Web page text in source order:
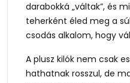
darabokká „váltak”, és
teherként éled meg a
csodás alkalom, hogy
A plusz kilók nem csak
hathatnak rosszul, de